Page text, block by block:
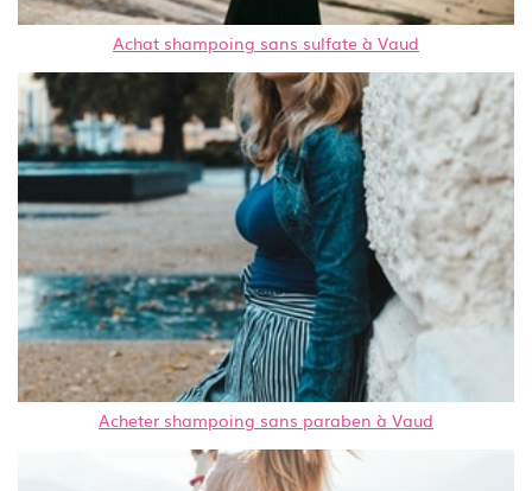
Achat shampoing sans sulfate à Vaud
Acheter shampoing sans paraben à Vaud